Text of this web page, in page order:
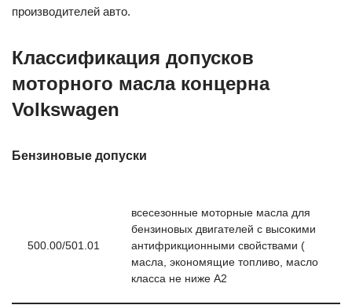
производителей авто.
Классификация допусков
моторного масла концерна
Volkswagen
Бензиновые допуски
500.00/501.01
всесезонные моторные масла для
бензиновых двигателей с высокими
антифрикционными свойствами (
масла, экономящие топливо, масло
класса не ниже А2